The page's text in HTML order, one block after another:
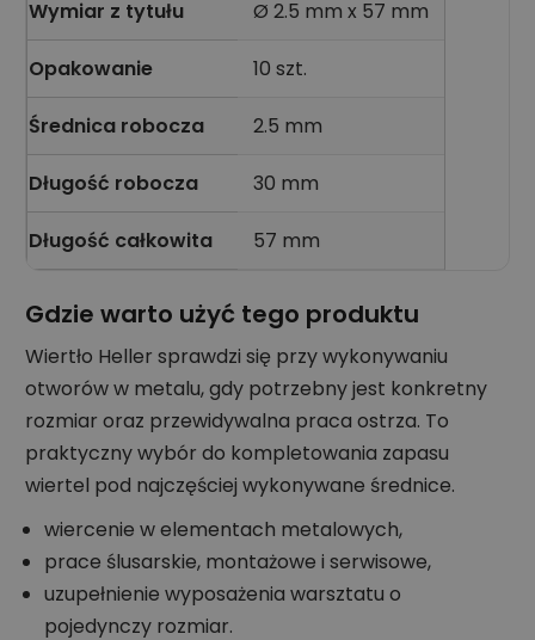
Wymiar z tytułu Ø 2.5 mm x 57 mm
Opakowanie 10 szt.
Średnica robocza 2.5 mm
Długość robocza 30 mm
Długość całkowita 57 mm
Gdzie warto użyć tego produktu
Wiertło Heller sprawdzi się przy wykonywaniu
otworów w metalu, gdy potrzebny jest konkretny
rozmiar oraz przewidywalna praca ostrza. To
praktyczny wybór do kompletowania zapasu
wiertel pod najczęściej wykonywane średnice.
wiercenie w elementach metalowych,
prace ślusarskie, montażowe i serwisowe,
uzupełnienie wyposażenia warsztatu o
pojedynczy rozmiar.